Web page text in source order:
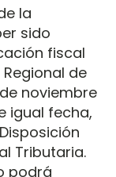
la
sido
fiscal
de
noviembre
igual fecha,
Tributaria.
podrá